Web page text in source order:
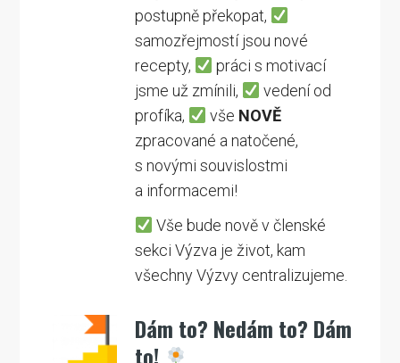
postupně překopat,
samozřejmostí jsou nové
recepty,
práci s motivací
jsme už zmínili,
vedení od
profíka,
vše NOVĚ
zpracované a natočené,
s novými souvislostmi
a informacemi!
Vše bude nově v členské
sekci Výzva je život, kam
všechny Výzvy centralizujeme.
Dám to? Nedám to? Dám
to!